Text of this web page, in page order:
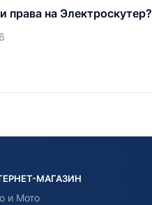
права на Электроскутер?
МАГАЗИН
и Мото